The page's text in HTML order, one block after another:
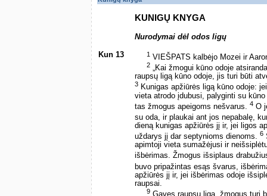
KUNIGŲ KNYGA
Nurodymai dėl odos ligų
Kun 13 1 VIEŠPATS kalbėjo Mozei ir
2 „Kai žmogui kūno odoje
raupsų ligą kūno odoje, jis turi būti
3 Kunigas apžiūrės ligą kūno odoje:
vieta atrodo įdubusi, palyginti su
tas žmogus apeigoms nešvarus. 4 O
su oda, ir plaukai ant jos nepabalę,
dieną kunigas apžiūrės jį ir, jei ligos
uždarys jį dar septynioms dienoms. 6
apimtoji vieta sumažėjusi ir
išbėrimas. Žmogus išsiplaus
buvo pripažintas esąs švarus,
apžiūrės jį ir, jei išbėrimas odoje
raupsai.
9 Gavęs raupsų ligą, žmogus turi